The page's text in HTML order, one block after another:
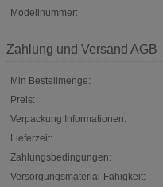
Modellnummer:
Zahlung und Versand AGB
Min Bestellmenge:
Preis:
Verpackung Informationen:
Lieferzeit:
Zahlungsbedingungen:
Versorgungsmaterial-Fähigkeit: